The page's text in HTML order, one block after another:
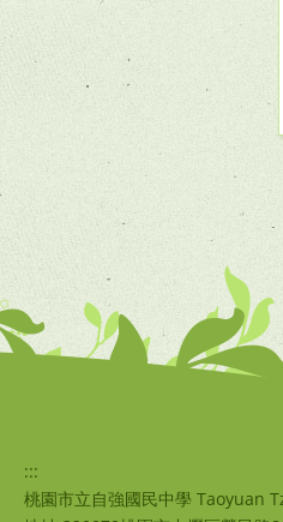
:::
桃園市立自強國民中學 Taoyuan